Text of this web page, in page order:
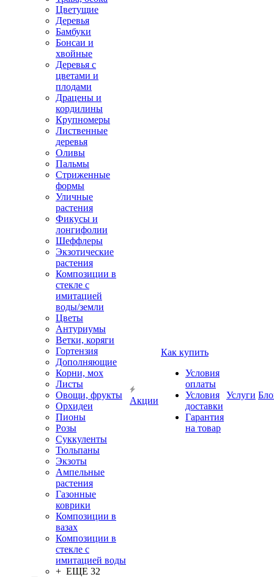
Цветущие
Деревья
Бамбуки
Бонсаи и
хвойные
Деревья с
цветами и
плодами
Драцены и
кордилины
Крупномеры
Лиственные
деревья
Оливы
Пальмы
Стриженные
формы
Уличные
растения
Фикусы и
лонгифолии
Шеффлеры
Экзотические
растения
Композиции в
стекле с
имитацией
воды/земли
Цветы
Антуриумы
Ветки, коряги
Гортензия
Дополняющие
Корни, мох
Листы
Овощи, фрукты
Орхидеи
Пионы
Розы
Суккуленты
Тюльпаны
Экзоты
Ампельные
растения
Газонные
коврики
Композиции в
вазах
Композиции в
стекле с
имитацией воды
+ ЕЩЕ 32
Акции
Как купить
Условия
оплаты
Условия
доставки
Гарантия
на товар
Услуги